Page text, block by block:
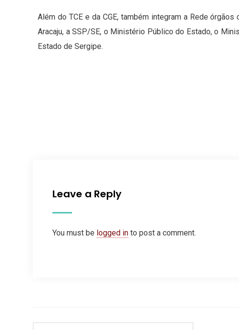
Além do TCE e da CGE, também integram a Rede
Aracaju, a SSP/SE, o Ministério Público do Estado, o
Estado de Sergipe.
Leave a Reply
You must be logged in to post a comment.